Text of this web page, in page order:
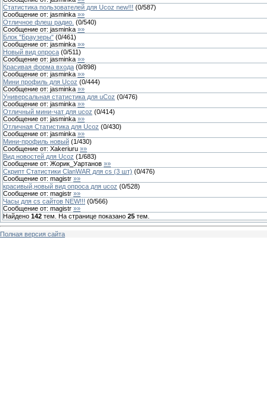
Статистика пользователей для Ucoz new!!! (0/587)
Сообщение от: jasminka »»
Отличное флеш радио. (0/540)
Сообщение от: jasminka »»
Блок "Браузеры" (0/461)
Сообщение от: jasminka »»
Новый вид опроса (0/511)
Сообщение от: jasminka »»
Красивая форма входа (0/898)
Сообщение от: jasminka »»
Мини профиль для Ucoz (0/444)
Сообщение от: jasminka »»
Универсальная статистика для uCoz (0/476)
Сообщение от: jasminka »»
Отличный мини-чат для ucoz (0/414)
Сообщение от: jasminka »»
Отличная Статистика для Ucoz (0/430)
Сообщение от: jasminka »»
Мини-профиль новый (1/430)
Сообщение от: Xakeriuru »»
Вид новостей для Ucoz (1/683)
Сообщение от: Жорик_Уартанов »»
Скрипт Статистики ClanWAR для cs (3 шт) (0/476)
Сообщение от: magistr »»
красивый,новый вид опроса для ucoz (0/528)
Сообщение от: magistr »»
Часы для cs сайтов NEW!!! (0/566)
Сообщение от: magistr »»
Найдено 142 тем. На странице показано 25 тем.
Полная версия сайта